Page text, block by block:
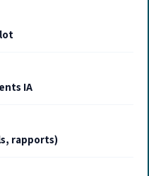
IA
rapports)